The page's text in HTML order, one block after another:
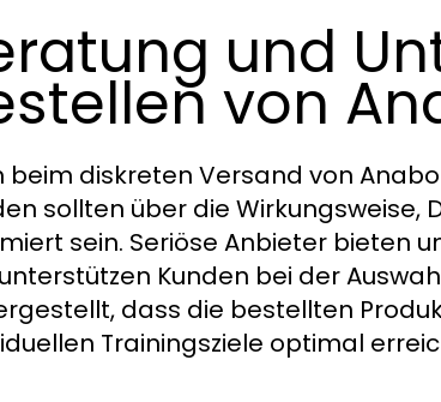
und
von
beim diskreten Versand von
sollten über die
sein. Seriöse Anbieter bieten
Kunden bei der
dass die bestellten
Trainingsziele optimal